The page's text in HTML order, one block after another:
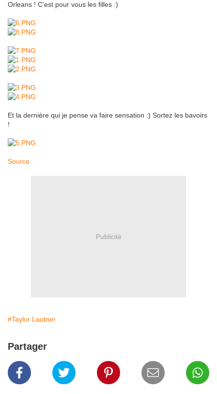
Orleans ! C'est pour vous les filles :)
Et la dernière qui je pense va faire sensation :) Sortez les bavoirs
!
Source
Publicité
#Taylor Lautner
Partager